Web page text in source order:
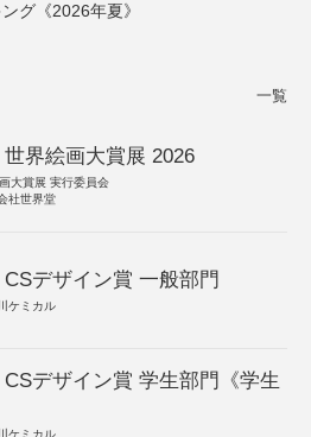
グ《2026年夏》
一覧
世界絵画大賞展 2026
大賞展 実行委員会
社世界堂
デザイン賞 一般部門
ケミカル
CSデザイン賞 学生部門《学生